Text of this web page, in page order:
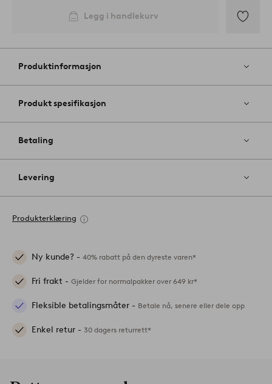
Legg i handlekurv
til
Produktinformasjon
Produkt spesifikasjon
Betaling
Levering
Produkterklæring
Ny kunde? - 40% rabatt på den dyreste varen*
Fri frakt - Gjelder for normalpakker over 649 kr*
Fleksible betalingsmåter - Betale nå, senere eller dele opp
Enkel retur - 30 dagers returrett*